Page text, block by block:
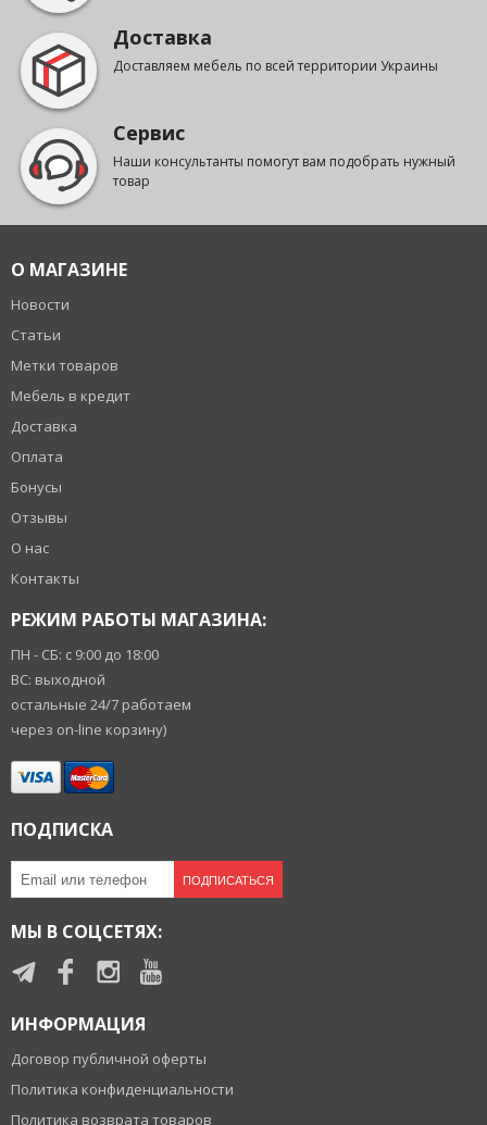
Доставка
Доставляем мебель по всей территории Украины
Сервис
Наши консультанты помогут вам подобрать нужный
товар
О МАГАЗИНЕ
Новости
Статьи
Метки товаров
Мебель в кредит
Доставка
Оплата
Бонусы
Отзывы
О нас
Контакты
РЕЖИМ РАБОТЫ МАГАЗИНА:
ПН - СБ: с 9:00 до 18:00
ВС: выходной
остальные 24/7 работаем
через on-line корзину)
ПОДПИСКА
ПОДПИСАТЬСЯ
МЫ В СОЦСЕТЯХ:
ИНФОРМАЦИЯ
Договор публичной оферты
Политика конфиденциальности
Политика возврата товаров